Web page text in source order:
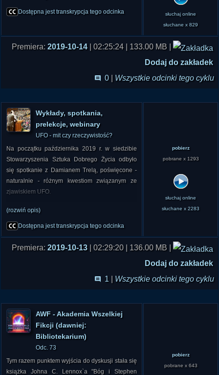
Dostępna jest transkrypcja tego odcinka
słuchaj online
słuchane x 829
Premiera: 2019-10-14 | 02:25:24 | 133.00 MB |
Dodaj do zakładek
0
Wszystkie odcinki tego cyklu
Wykłady, spotkania,
prelekcje, webinary
UFO - mit czy rzeczywistość?
Na początku października 2019 r. w siedzibie
Stowarzyszenia Sztuka Dobrego Życia odbyło
się spotkanie z Damianem Trelą, poświęcone -
naturalnie - różnym kwestiom związanym ze
zjawiskiem UFO.
Ile jest prawdy w relacjach ludzi, którzy twierdzą,
że widzą niezidentyfikowane obiekty latające? I
bezpieczeństwa narodowego, skoro na
relacjonowane przez świadków tzw. efekty
pozaziemskimi odwiedzinami, czy też za tym
wszystkim stoi jakaś paranormalna siła, która
próbuje nami sterować i kontrolować nas?
(rozwiń opis)
Dostępna jest transkrypcja tego odcinka
pobierz
pobrane x 1293
słuchaj online
słuchane x 2283
Premiera: 2019-10-13 | 02:29:20 | 136.00 MB |
Dodaj do zakładek
1
Wszystkie odcinki tego cyklu
AWF - Akademia Wszelkiej
Fikcji (dawniej:
Bibliotekarium)
Odc. 73
Tym razem punktem wyjścia do dyskusji stała się
książka Johna C. Lennox`a "Bóg i Stephen
pobierz
pobrane x 643